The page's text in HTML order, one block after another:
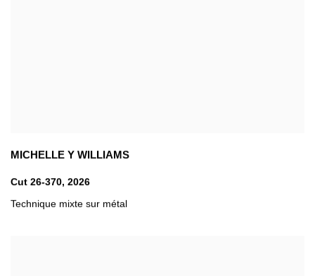
MICHELLE Y WILLIAMS
Cut 26-370, 2026
Technique mixte sur métal